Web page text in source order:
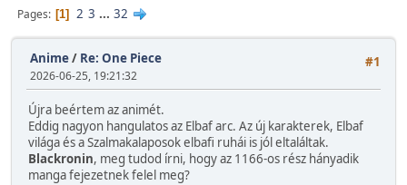
Pages 1 2 3 ... 32
#1
Anime/ Re: One Piece
2026-06-25, 19:21:32
Újra beértem az animét.
Eddig nagyon hangulatos az Elbaf arc. Az új karakterek, Elbaf
világa és a Szalmakalaposok elbafi ruhái is jól eltaláltak.
Blackronin, meg tudod írni, hogy az 1166-os rész hányadik
manga fejezetnek felel meg?